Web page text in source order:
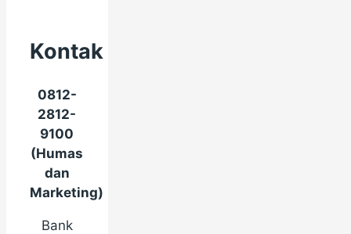
Kontak
0812-
2812-
9100
(Humas
dan
Marketing)
Bank